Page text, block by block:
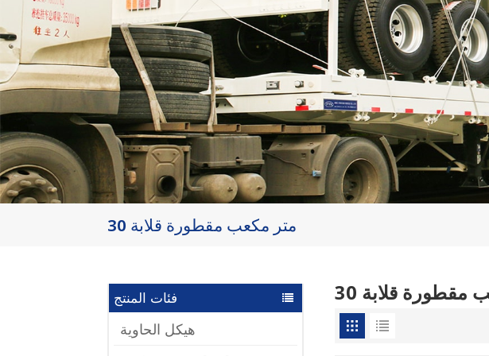
30 متر مكعب مقطورة قلابة
فئات المنتج
هيكل الحاوية
مقطورة قلابة